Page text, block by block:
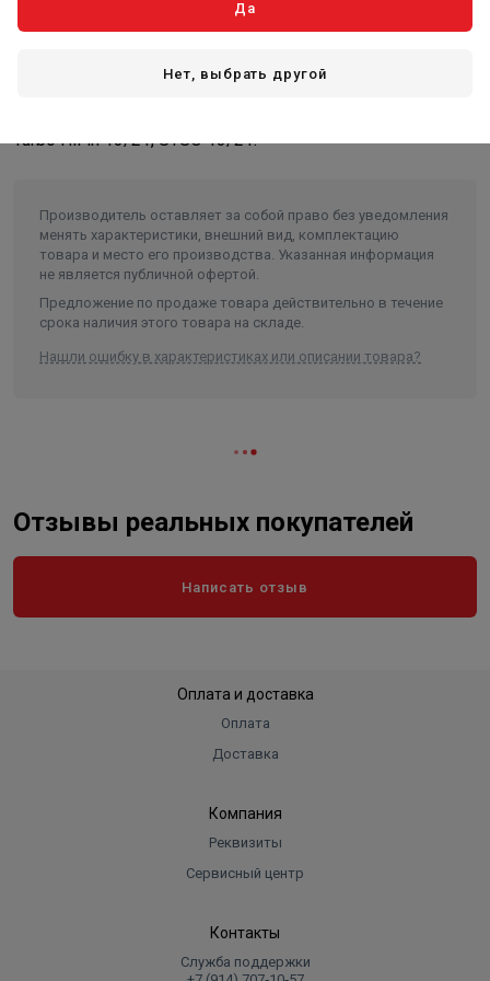
Turbo HiFin 13/21, STSO 13/21.
Производитель оставляет за собой право без уведомления
менять характеристики, внешний вид, комплектацию
товара и место его производства. Указанная информация
не является публичной офертой.
Предложение по продаже товара действительно в течение
срока наличия этого товара на складе.
Нашли ошибку в характеристиках или описании товара?
Отзывы реальных покупателей
Написать отзыв
Оплата и доставка
Оплата
Доставка
Компания
Реквизиты
Сервисный центр
Контакты
Служба поддержки
Да
Нет, выбрать другой